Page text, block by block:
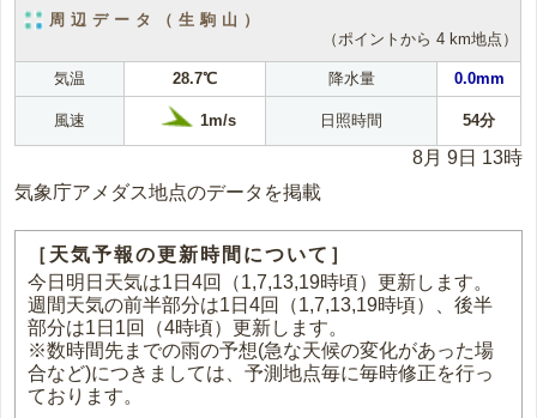
周辺データ（生駒山）
（ポイントから 4 km地点）
気温 28.7℃ 降水量 0.0mm
風速 1m/s 日照時間 54分
8月 9日 13時
気象庁アメダス地点のデータを掲載
［天気予報の更新時間について］
今日明日天気は1日4回（1,7,13,19時頃）更新します。
週間天気の前半部分は1日4回（1,7,13,19時頃）、後半
部分は1日1回（4時頃）更新します。
※数時間先までの雨の予想(急な天候の変化があった場
合など)につきましては、予測地点毎に毎時修正を行っ
ております。